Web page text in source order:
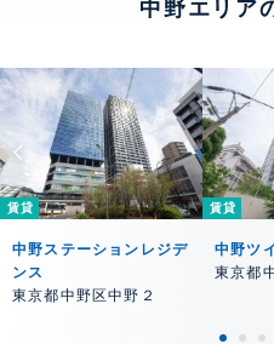
中野エリア
賃貸
中野ステーションレジデ
ンス
東京都中野区中野２
賃貸
中野ツ
東京都